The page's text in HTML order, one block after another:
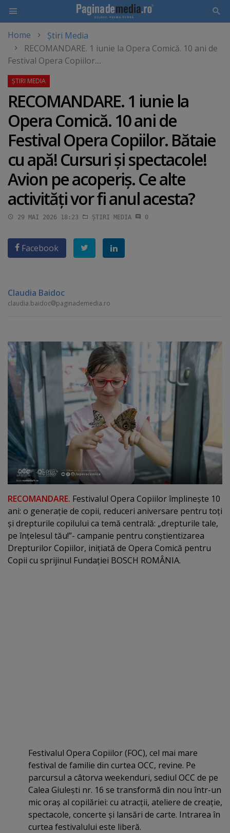
main
content
Home
Știri Media
RECOMANDARE. 1 iunie la Opera Comică. 10 ani de
Festival Opera Copiilor....
RECOMANDARE. 1 iunie la
Opera Comică. 10 ani de
Festival Opera Copiilor. Bătaie
cu apă! Cursuri şi spectacole!
Avion pe acoperiş. Ce alte
activităţi vor fi anul acesta?
29 MAI 2026 18:23 ȘTIRI MEDIA 0
Facebook
Claudia Baidoc
claudia.baidoc paginademedia.ro
RECOMANDARE. Festivalul Opera Copiilor împlineşte 10
ani: o generaţie de copii, reduceri aniversare pentru toţi
şi drepturile copilului ca temă centrală: „drepturile tale,
pe înţelesul tău!”- campanie pentru conştientizarea
Drepturilor Copiilor, iniţiată de Opera Comică pentru
Copii cu sprijinul Fundaţiei BOSCH ROMÂNIA.
Festivalul Opera Copiilor (FOC), cel mai mare
festival de familie din curtea OCC, revine. Pe
parcursul a câtorva weekenduri, sediul OCC de pe
Calea Giuleşti nr. 16 se transformă din nou într-un
mic oraş al copilăriei: cu atracţii, ateliere de creaţie,
spectacole, concerte şi lansări de carte. Intrarea în
curtea festivalului este liberă.